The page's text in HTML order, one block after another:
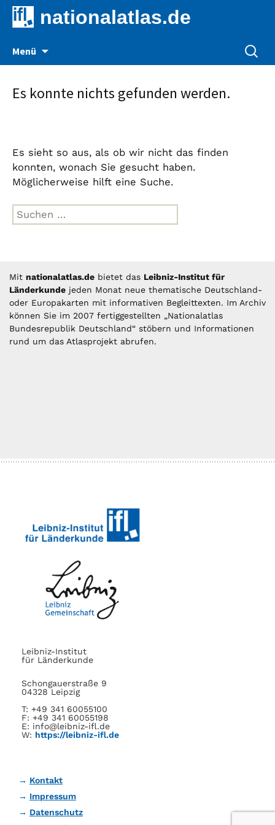
nationalatlas.de
Menü
Suche
nach:
Es konnte nichts gefunden werden.
Es sieht so aus, als ob wir nicht das finden
konnten, wonach Sie gesucht haben.
Möglicherweise hilft eine Suche.
Suche
nach:
Mit nationalatlas.de bietet das Leibniz-Institut für
Länderkunde jeden Monat neue thematische Deutschland-
oder Europakarten mit informativen Begleittexten. Im Archiv
können Sie im 2007 fertiggestellten „Nationalatlas
Bundesrepublik Deutschland“ stöbern und Informationen
rund um das Atlasprojekt abrufen.
Leibniz-Institut
für Länderkunde
Schongauerstraße 9
04328 Leipzig
T: +49 341 60055100
F: +49 341 60055198
E: info@leibniz-ifl.de
W: https://leibniz-ifl.de
Kontakt
Impressum
Datenschutz